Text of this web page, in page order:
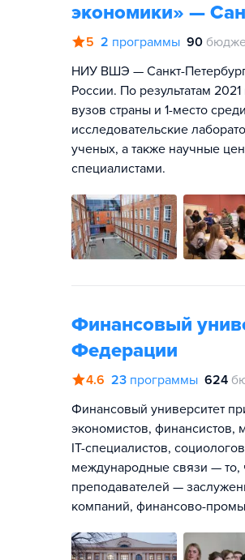
экономики» —
5 2 программы 90
НИУ ВШЭ — Санкт-
России. По результатам
вузов страны и 1-место
исследовательские
ученых, а также научные
специалистами.
Финансовый
Федерации
4.6 23 программы 624
Финансовый университет
экономистов, финансистов,
IT-специалистов,
международные связи — то,
преподавателей —
компаний, финансово-